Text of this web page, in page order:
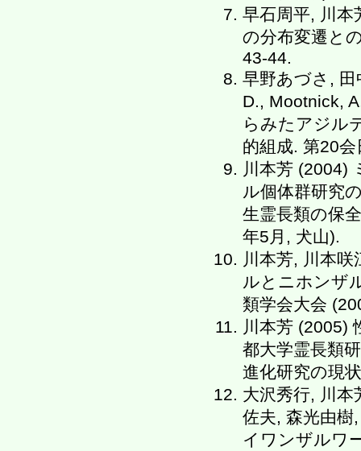
早石周平, 川本
の分布変遷と
43-44.
早野あづさ,
D., Mootnick,
らみたアジル
的組成. 第20
川本芳 (2004)
ル個体群研究
生霊長類の保
年5月, 犬山).
川本芳, 川本
ルとニホンザ
類学会大会
川本芳 (2005)
都大学霊長類
進化研究の現
大沢秀行, 川本
佐夫, 森光由樹
イワンザルワ